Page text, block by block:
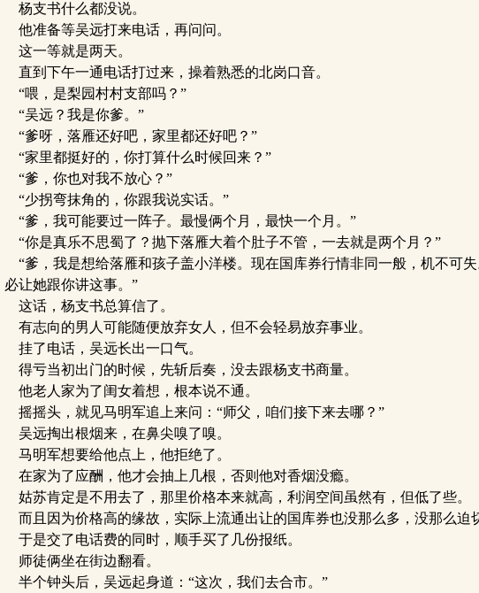
杨支书什么都没说。
他准备等吴远打来电话，再问问。
这一等就是两天。
直到下午一通电话打过来，操着熟悉的北岗口音。
“喂，是梨园村村支部吗？”
“吴远？我是你爹。”
“爹呀，落雁还好吧，家里都还好吧？”
“家里都挺好的，你打算什么时候回来？”
“爹，你也对我不放心？”
“少拐弯抹角的，你跟我说实话。”
“爹，我可能要过一阵子。最慢俩个月，最快一个月。”
“你是真乐不思蜀了？抛下落雁大着个肚子不管，一去就是两个月？”
“爹，我是想给落雁和孩子盖小洋楼。现在国库券行情非同一般，机不可
必让她跟你讲这事。”
这话，杨支书总算信了。
有志向的男人可能随便放弃女人，但不会轻易放弃事业。
挂了电话，吴远长出一口气。
得亏当初出门的时候，先斩后奏，没去跟杨支书商量。
他老人家为了闺女着想，根本说不通。
摇摇头，就见马明军追上来问：“师父，咱们接下来去哪？”
吴远掏出根烟来，在鼻尖嗅了嗅。
马明军想要给他点上，他拒绝了。
在家为了应酬，他才会抽上几根，否则他对香烟没瘾。
姑苏肯定是不用去了，那里价格本来就高，利润空间虽然有，但低了些。
而且因为价格高的缘故，实际上流通出让的国库券也没那么多，没那么迫
于是交了电话费的同时，顺手买了几份报纸。
师徒俩坐在街边翻看。
半个钟头后，吴远起身道：“这次，我们去合市。”